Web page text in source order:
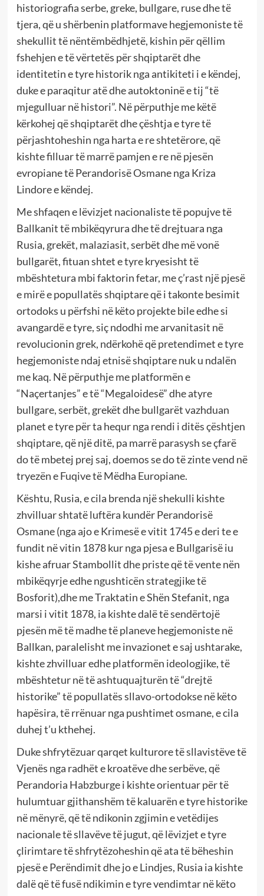
historiografia serbe, greke, bullgare, ruse dhe të
tjera, që u shërbenin platformave hegjemoniste të
shekullit të nëntëmbëdhjetë, kishin për qëllim
fshehjen e të vërtetës për shqiptarët dhe
identitetin e tyre historik nga antikiteti i e këndej,
duke e paraqitur atë dhe autoktoninë e tij “të
mjegulluar në histori”. Në përputhje me këtë
kërkohej që shqiptarët dhe çështja e tyre të
përjashtoheshin nga harta e re shtetërore, që
kishte filluar të marrë pamjen e re në pjesën
evropiane të Perandorisë Osmane nga Kriza
Lindore e këndej.
Me shfaqen e lëvizjet nacionaliste të popujve të
Ballkanit të mbikëqyrura dhe të drejtuara nga
Rusia, grekët, malaziasit, serbët dhe më vonë
bullgarët, fituan shtet e tyre kryesisht të
mbështetura mbi faktorin fetar, me ç’rast një pjesë
e mirë e popullatës shqiptare që i takonte besimit
ortodoks u përfshi në këto projekte bile edhe si
avangardë e tyre, siç ndodhi me arvanitasit në
revolucionin grek, ndërkohë që pretendimet e tyre
hegjemoniste ndaj etnisë shqiptare nuk u ndalën
me kaq. Në përputhje me platformën e
“Naçertanjes” e të “Megaloidesë” dhe atyre
bullgare, serbët, grekët dhe bullgarët vazhduan
planet e tyre për ta hequr nga rendi i ditës çështjen
shqiptare, që një ditë, pa marrë parasysh se çfarë
do të mbetej prej saj, doemos se do të zinte vend në
tryezën e Fuqive të Mëdha Europiane.
Kështu, Rusia, e cila brenda një shekulli kishte
zhvilluar shtatë luftëra kundër Perandorisë
Osmane (nga ajo e Krimesë e vitit 1745 e deri te e
fundit në vitin 1878 kur nga pjesa e Bullgarisë iu
kishe afruar Stambollit dhe priste që të vente nën
mbikëqyrje edhe ngushticën strategjike të
Bosforit),dhe me Traktatin e Shën Stefanit, nga
marsi i vitit 1878, ia kishte dalë të sendërtojë
pjesën më të madhe të planeve hegjemoniste në
Ballkan, paralelisht me invazionet e saj ushtarake,
kishte zhvilluar edhe platformën ideologjike, të
mbështetur në të ashtuquajturën të “drejtë
historike” të popullatës sllavo-ortodokse në këto
hapësira, të rrënuar nga pushtimet osmane, e cila
duhej t’u kthehej.
Duke shfrytëzuar qarqet kulturore të sllavistëve të
Vjenës nga radhët e kroatëve dhe serbëve, që
Perandoria Habzburge i kishte orientuar për të
hulumtuar gjithanshëm të kaluarën e tyre historike
në mënyrë, që të ndikonin zgjimin e vetëdijes
nacionale të sllavëve të jugut, që lëvizjet e tyre
çlirimtare të shfrytëzoheshin që ata të bëheshin
pjesë e Perëndimit dhe jo e Lindjes, Rusia ia kishte
dalë që të fusë ndikimin e tyre vendimtar në këto